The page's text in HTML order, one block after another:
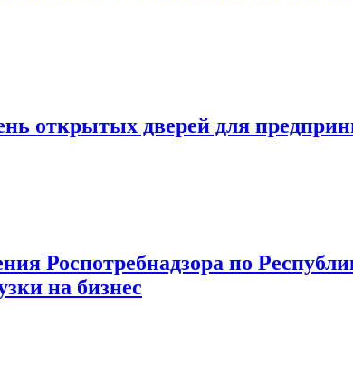
открытых дверей для
Роспотребнадзора по
на бизнес